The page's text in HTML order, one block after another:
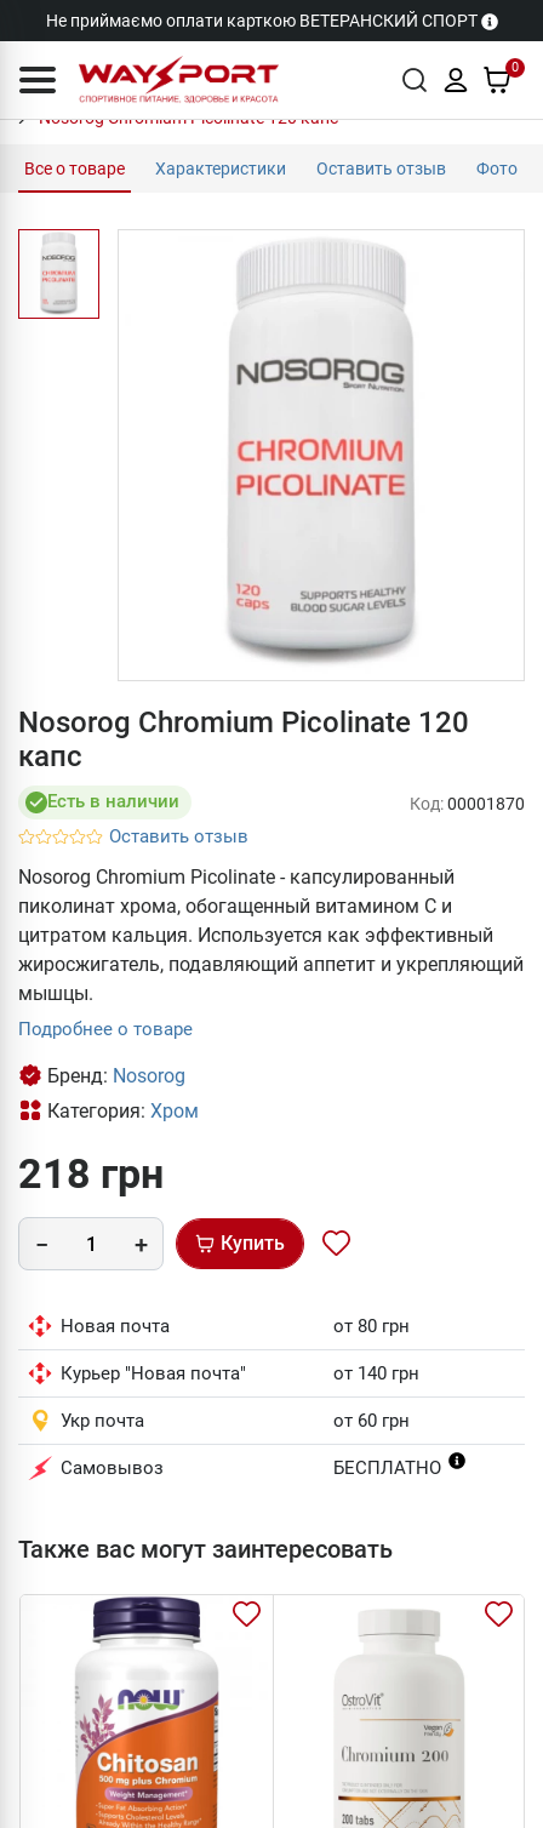
Не приймаємо оплати карткою ВЕТЕРАНСКИЙ СПОРТ
0
Nosorog Chromium Picolinate 120 капс
Все о товаре Характеристики Оставить отзыв Фото
Nosorog Chromium Picolinate 120
капс
Есть в наличии
Оставить отзыв
Код:00001870
Nosorog Chromium Picolinate - капсулированный
пиколинат хрома, обогащенный витамином С и
цитратом кальция. Используется как эффективный
жиросжигатель, подавляющий аппетит и укрепляющий
мышцы.
Подробнее о товаре
Бренд: Nosorog
Категория: Хром
218 грн
Купить
Новая почта от 80 грн
Курьер "Новая почта" от 140 грн
Укр почта от 60 грн
Самовывоз БЕСПЛАТНО
Также вас могут заинтересовать